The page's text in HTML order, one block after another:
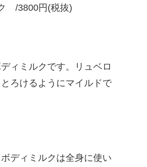
/3800円(税抜)
ィミルクです。リュベロ
ろけるようにマイルドで
ディミルクは全身に使い